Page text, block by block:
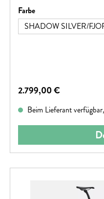
Farbeauswählen
SHADOW SILVER/
Regulärer Preis:
2.799,00 €
Beim Lieferant